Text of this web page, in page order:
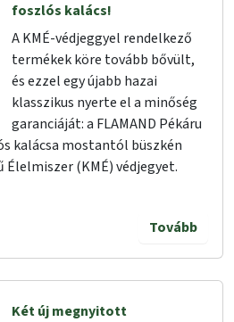
foszlós kalács!
A KMÉ-védjeggyel rendelkező
termékek köre tovább bővült,
és ezzel egy újabb hazai
klasszikus nyerte el a minőség
garanciáját: a FLAMAND Pékáru
kalácsa mostantól büszkén
Élelmiszer (KMÉ) védjegyet.
Tovább
Két új megnyitott